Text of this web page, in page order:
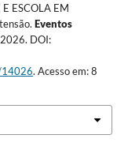
ESCOLA EM
Eventos
DOI:
14026. Acesso em: 8